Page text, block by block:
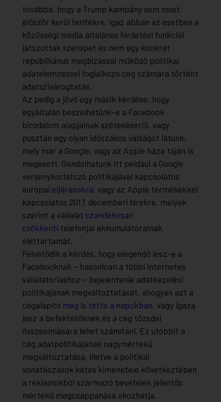
továbbá, hogy a Trump kampány sem most
először kerül terítékre, igaz abban az esetben a
közösségi média általános hirdetési funkciói
játszottak szerepet és nem egy konkrét
republikánus megbízással működő politikai
adatelemzéssel foglalkozó cég számára történt
adatszivárogtatás.
Az pedig a jövő egy másik kérdése, hogy
egyáltalán beszélhetünk-e a Facebook
birodalom alapjainak széteséséről, vagy
pusztán egy olyan időszakos válságot látunk,
mely már a Google, vagy az Apple háza táján is
megesett. Gondolhatunk itt például a Google
versenykorlátozó politikájával kapcsolatos
európai eljárásokra, vagy az Apple termékekkel
kapcsolatos 2017. decemberi hírekre, melyek
szerint a vállalat szándékosan
csökkenti telefonjai akkumulátorainak
élettartamát.
Felvetődik a kérdés, hogy elegendő lesz-e a
Facebooknak – hasonlóan a többi internetes
vállalatóriáshoz – bejelentenie adatkezelési
politikájának megváltoztatását, ahogyan azt a
cégalapító meg is tette a napokban, vagy igaza
lesz a befektetőknek és a cég tőzsdei
összeomlására lehet számítani. Ez utóbbit a
cég adatpolitikájának nagymértékű
megváltoztatása, illetve a politikai
vonatkozások kétes kimenetele következtében
a reklámokból származó bevételek jelentős
mértékű megcsappanása okozhatja.